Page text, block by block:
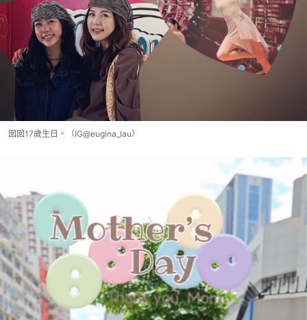
囡囡17歲生日。（IG@eugina_lau）